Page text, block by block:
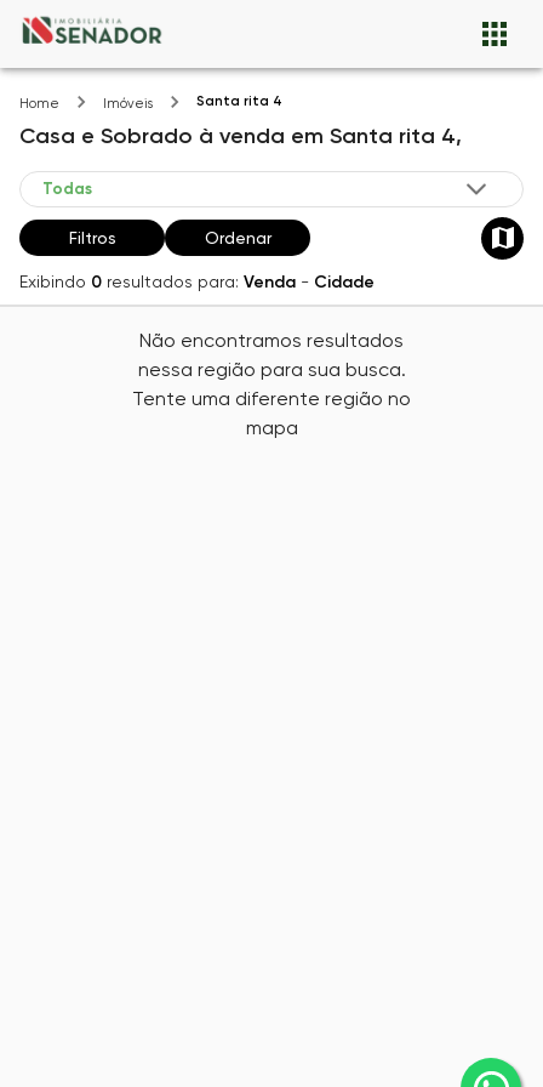
Home Imóveis Santa rita 4
Casa e Sobrado à venda em Santa rita 4,
Filtros Ordenar
Exibindo 0 resultados para: Venda - Cidade
Não encontramos resultados
nessa região para sua busca.
Tente uma diferente região no
mapa